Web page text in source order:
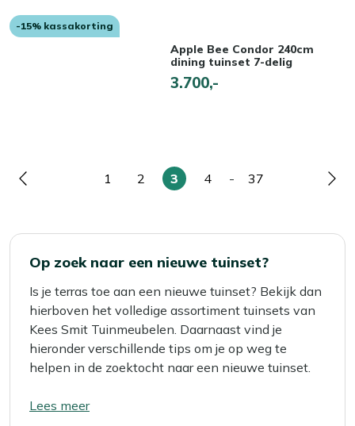
-15% kassakorting
Apple Bee Condor 240cm
dining tuinset 7-delig
3.700,-
Pagina Pagina
1
Pagina
2
U
3
Pagina
4 -
Pagina
37
Op zoek naar een nieuwe tuinset?
Is je terras toe aan een nieuwe tuinset? Bekijk dan
hierboven het volledige assortiment tuinsets van
Kees Smit Tuinmeubelen. Daarnaast vind je
hieronder verschillende tips om je op weg te
helpen in de zoektocht naar een nieuwe tuinset.
Lees meer